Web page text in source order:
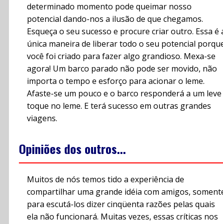
determinado momento pode queimar nosso
potencial dando-nos a ilusão de que chegamos.
Esqueça o seu sucesso e procure criar outro. Essa é
única maneira de liberar todo o seu potencial
você foi criado para fazer algo grandioso. Mexa-se
agora! Um barco parado não pode ser movido, não
importa o tempo e esforço para acionar o leme.
Afaste-se um pouco e o barco responderá a um leve
toque no leme. E terá sucesso em outras grandes
viagens.
Opiniões dos outros...
Muitos de nós temos tido a experiência de
compartilhar uma grande idéia com amigos,
para escutá-los dizer cinqüenta razões pelas quais
ela não funcionará. Muitas vezes, essas críticas nos